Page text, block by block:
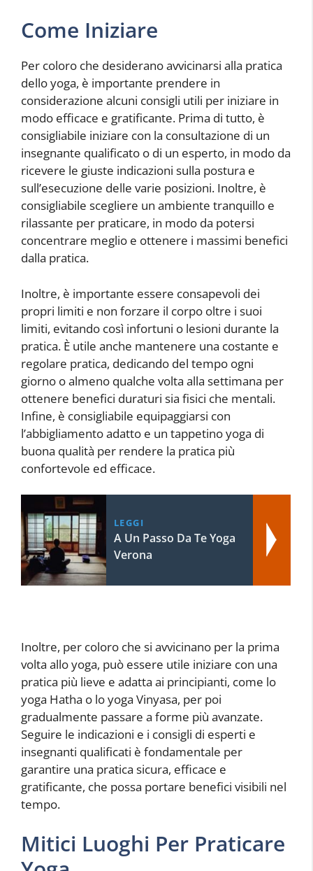
Come Iniziare
Per coloro che desiderano avvicinarsi alla pratica
dello yoga, è importante prendere in
considerazione alcuni consigli utili per iniziare in
modo efficace e gratificante. Prima di tutto, è
consigliabile iniziare con la consultazione di un
insegnante qualificato o di un esperto, in modo da
ricevere le giuste indicazioni sulla postura e
sull’esecuzione delle varie posizioni. Inoltre, è
consigliabile scegliere un ambiente tranquillo e
rilassante per praticare, in modo da potersi
concentrare meglio e ottenere i massimi benefici
dalla pratica.
Inoltre, è importante essere consapevoli dei
propri limiti e non forzare il corpo oltre i suoi
limiti, evitando così infortuni o lesioni durante la
pratica. È utile anche mantenere una costante e
regolare pratica, dedicando del tempo ogni
giorno o almeno qualche volta alla settimana per
ottenere benefici duraturi sia fisici che mentali.
Infine, è consigliabile equipaggiarsi con
l’abbigliamento adatto e un tappetino yoga di
buona qualità per rendere la pratica più
confortevole ed efficace.
LEGGI
A Un Passo Da Te Yoga
Verona
Inoltre, per coloro che si avvicinano per la prima
volta allo yoga, può essere utile iniziare con una
pratica più lieve e adatta ai principianti, come lo
yoga Hatha o lo yoga Vinyasa, per poi
gradualmente passare a forme più avanzate.
Seguire le indicazioni e i consigli di esperti e
insegnanti qualificati è fondamentale per
garantire una pratica sicura, efficace e
gratificante, che possa portare benefici visibili nel
tempo.
Mitici Luoghi Per Praticare